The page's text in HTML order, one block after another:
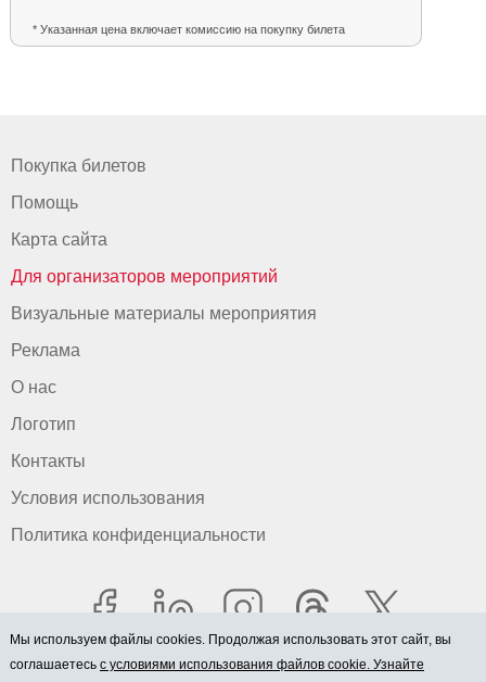
* Указанная цена включает комиссию на покупку билета
Покупка билетов
Помощь
Карта сайта
Для организаторов мероприятий
Визуальные материалы мероприятия
Реклама
О нас
Логотип
Контакты
Условия использования
Политика конфиденциальности
Мы используем файлы cookies. Продолжая использовать этот сайт, вы
соглашаетесь с условиями использования файлов cookie. Узнайте